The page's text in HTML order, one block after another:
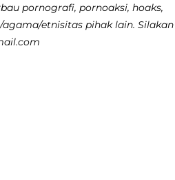
pornografi, pornoaksi, hoaks,
etnisitas pihak lain. Silakan